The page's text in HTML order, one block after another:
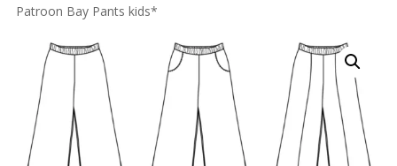
Patroon Bay Pants kids*